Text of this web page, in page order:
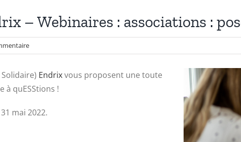
– Webinaires : associations :
Endrixvous proposent une toute
à quESStions !
mai 2022.